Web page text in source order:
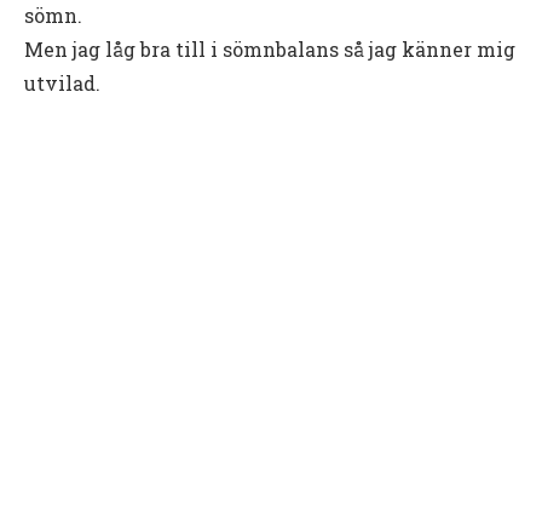
sömn.
Men jag låg bra till i sömnbalans så jag känner mig
utvilad.